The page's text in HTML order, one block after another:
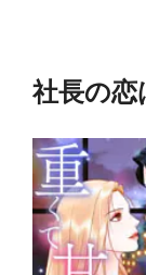
社長の恋